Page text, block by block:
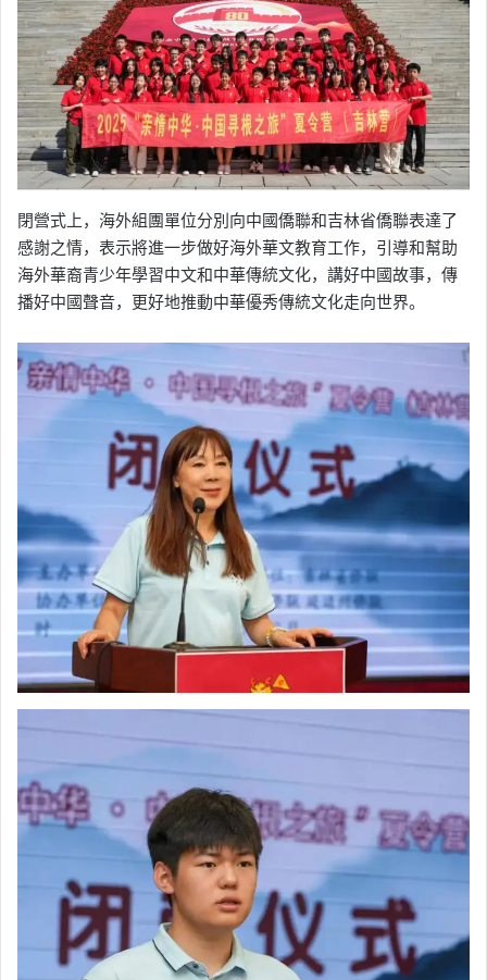
閉營式上，海外組團單位分別向中國僑聯和吉林省僑聯表達了
感謝之情，表示將進一步做好海外華文教育工作，引導和幫助
海外華裔青少年學習中文和中華傳統文化，講好中國故事，傳
播好中國聲音，更好地推動中華優秀傳統文化走向世界。